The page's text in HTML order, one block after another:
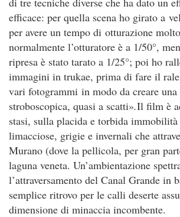
efficace: per quella scena ho girato a
per avere un tempo di otturazione
normalmente l’otturatore è a 1/50°,
ripresa è stato tarato a 1/25°; poi ho
immagini in trukae, prima di fare il
vari fotogrammi in modo da creare una
stroboscopica, quasi a scatti».Il film è
stasi, sulla placida e torbida immobilità
limacciose, grigie e invernali che
Murano (dove la pellicola, per gran
laguna veneta. Un’ambientazione
l’attraversamento del Canal Grande in
semplice ritrovo per le calli deserte
dimensione di minaccia incombente.